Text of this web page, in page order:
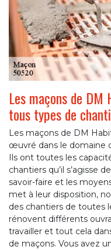
Les maçons de
tous types de
Les maçons de DM
œuvré dans le domaine
Ils ont toutes les
chantiers qu’il s’agisse
savoir-faire et les
met à leur disposition,
des chantiers de toutes
rénovent différents
travailler et tout cela
de maçons. Vous avez